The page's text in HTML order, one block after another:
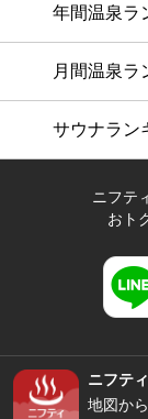
年間温泉ラ
月間温泉ラ
サウナラン
ニフテ
おト
ニフテ
地図か